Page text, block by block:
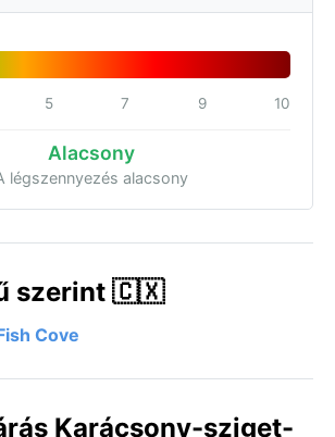
5 7 9 10
Alacsony
légszennyezés alacsony
szerint 🇨🇽
Cove
Karácsony-sziget-